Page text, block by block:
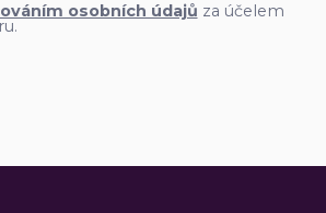
osobních údajů za účelem